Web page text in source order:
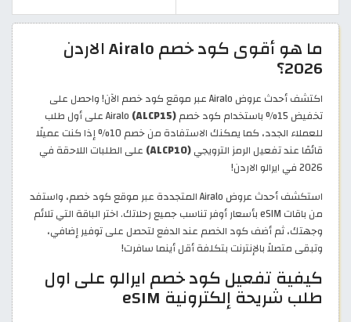
ما هو أقوى كود خصم Airalo الاردن
2026؟
اكتشف أحدث عروض Airalo عبر موقع كود خصم الآن! واحصل على
تخفيض 15% باستخدام كود خصم Airalo
(ALCP15)
على أول طلب
للعملاء الجدد، كما يمكنك الاستفادة من خصم 10% إذا كنت عميلًا
قائمًا عند تفعيل الرمز الترويجي(ALCP10)
على الطلبات اللاحقة في
2026 في ايرالو الاردن!
استكشف أحدث عروض Airalo المتجددة عبر موقع كود خصم، واستفد
من باقات eSIM بأسعار أوفر تناسب جميع رحلاتك. اختر الباقة التي تلائم
وجهتك، ثم أضف كود الخصم عند الدفع لتحصل على توفير إضافي،
وتبقى متصلاً بالإنترنت بتكلفة أقل أينما سافرت!
كيفية تفعيل كود خصم ايرالو على اول
طلب شريحة إلكترونية eSIM